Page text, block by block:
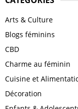
Arts & Culture
Blogs féminins
CBD
Charme au féminin
Cuisine et
Décoration